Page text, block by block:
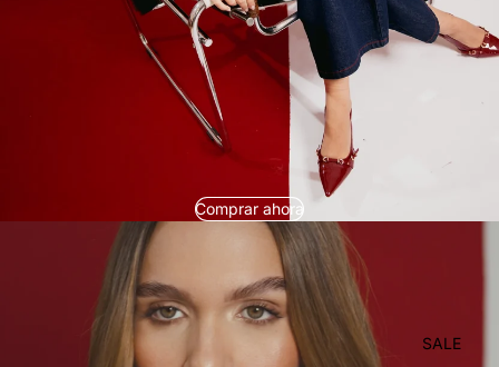
SALE
Comprar ahora